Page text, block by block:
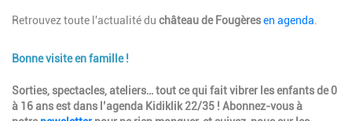
Retrouvez toute l'actualité du château de Fougèresen agenda
Bonne visite en famille !
Description
Sorties, spectacles, ateliers… tout ce qui fait vibrer les enfants de 0
à 16 ans est dans l’agenda Kidiklik 22/35 ! Abonnez-vous à